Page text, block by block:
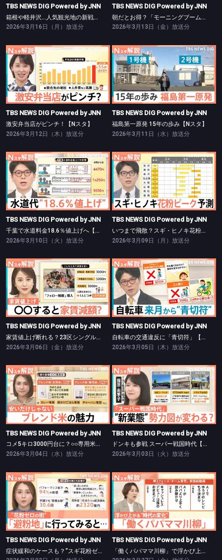
TBS NEWS DIG Powered by JNN
箱根や軽井沢…人気観光地の新戦略【Nスタ】
2026年3月16日（月）放送分
TBS NEWS DIG Powered by JNN
朝だとお得？「モーニングブーム」再到来【Nスタ】
2026年3月13日（金）放送分
TBS NEWS DIG Powered by JNN
激安弁当店がピンチ！【Nスタ】
TBS NEWS DIG Powered by JNN
激安弁当店がピンチ！【Nスタ】
2026年3月12日（木）放送分
TBS NEWS DIG Powered by JNN
福島第一原発 15年の歩み【Nスタ】
TBS NEWS DIG Powered by JNN
福島第一原発 15年の歩み【Nスタ】
2026年3月11日（水）放送分
TBS NEWS DIG Powered by JNN
千葉で水道料金18.6％値上げへ【Nスタ】
TBS NEWS DIG Powered by JNN
千葉で水道料金18.6％値上げへ【Nスタ】
2026年3月10日（火）放送分
TBS NEWS DIG Powered by JNN
TBS NEWS DIG Powered by JNN
いつまで飛散？スギ・ヒノキ花粉ピーク予測【Nスタ】
2026年3月09日（月）放送分
TBS NEWS DIG Powered by JNN
家賃値上げ断れる？23区シングル向き13万円超【Nスタ】
TBS NEWS DIG Powered by JNN
家賃値上げ断れる？23区シングル向き13万円超【Nスタ】
2026年3月06日（金）放送分
TBS NEWS DIG Powered by JNN
自転車の交通違反に「青切符」【Nスタ】
TBS NEWS DIG Powered by JNN
自転車の交通違反に「青切符」【Nスタ】
2026年3月05日（木）放送分
TBS NEWS DIG Powered by JNN
コメ5キロ3000円台に？○○専用米も登場【Nスタ】
TBS NEWS DIG Powered by JNN
コメ5キロ3000円台に？○○専用米も登場【Nスタ】
2026年3月04日（水）放送分
TBS NEWS DIG Powered by JNN
ドンキも参戦 スーパー戦国時代【Nスタ】
TBS NEWS DIG Powered by JNN
ドンキも参戦 スーパー戦国時代【Nスタ】
2026年3月03日（火）放送分
TBS NEWS DIG Powered by JNN
症状緩和のケースも？“スギ花粉ゼロ”の避粉地とは【Nスタ】
TBS NEWS DIG Powered by JNN
症状緩和のケースも？“スギ花粉ゼロ”の避粉地とは【Nスタ】
TBS NEWS DIG Powered by JNN
「働くパパママ川柳」で浮かび上がる“時代の変化”【Nスタ】
TBS NEWS DIG Powered by JNN
「働くパパママ川柳」で浮かび上がる“時代の変化”【Nスタ】